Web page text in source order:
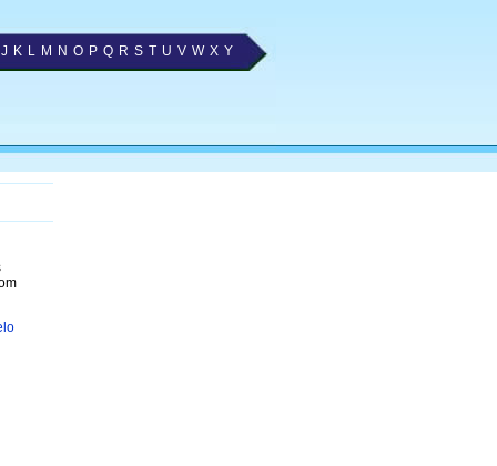
J K L M N O P Q R S T U V W X Y